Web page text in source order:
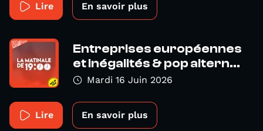
Lire En savoir plus
Entreprises européennes
et inégalités & pop altern...
Mardi 16 Juin 2026
Lire En savoir plus